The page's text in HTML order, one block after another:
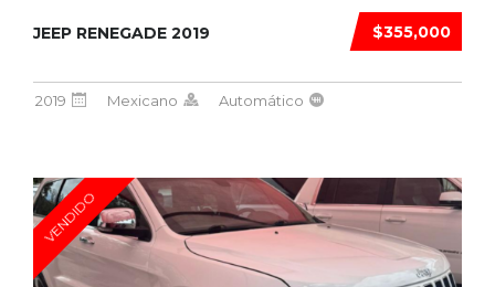
$355,000
JEEP RENEGADE 2019
2019 Mexicano Automático
VENDIDO